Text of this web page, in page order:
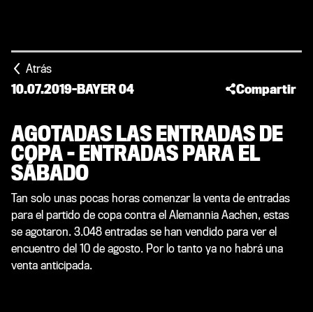
Atrás
10.07.2019-BAYER 04 Compartir
AGOTADAS LAS ENTRADAS DE
COPA – ENTRADAS PARA EL
SÁBADO
Tan solo unas pocas horas comenzar la venta de entradas
para el partido de copa contra el Alemannia Aachen, estas
se agotaron. 3.048 entradas se han vendido para ver el
encuentro del 10 de agosto. Por lo tanto ya no habrá una
venta anticipada.